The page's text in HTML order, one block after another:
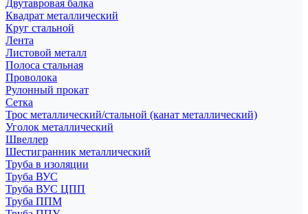
Двутавровая балка
Квадрат металлический
Круг стальной
Лента
Листовой металл
Полоса стальная
Проволока
Рулонный прокат
Сетка
Трос металлический/стальной (канат металлический)
Уголок металлический
Швеллер
Шестигранник металлический
Труба в изоляции
Труба ВУС
Труба ВУС ЦПП
Труба ППМ